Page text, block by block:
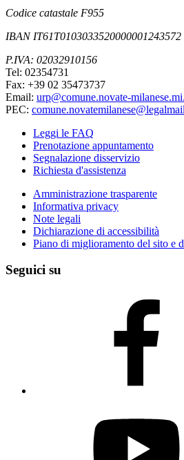
Codice catastale F955
IBAN IT61T0103033520000001243572
P.IVA: 02032910156
Tel: 02354731
Fax: +39 02 35473737
Email: urp@comune.novate-
PEC:
Leggi le FAQ
Prenotazione appuntamento
Segnalazione disservizio
Richiesta d'assistenza
Amministrazione trasparente
Informativa privacy
Note legali
Dichiarazione di accessibilità
Piano di miglioramento del sito e
Seguici su